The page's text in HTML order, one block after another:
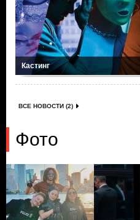
Кастинг
ВСЕ НОВОСТИ (2)
Фото